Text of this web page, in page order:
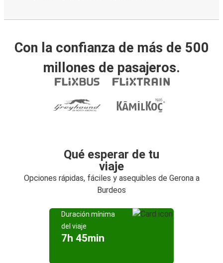
Con la confianza de más de 500
millones de pasajeros.
Qué esperar de tu
viaje
Opciones rápidas, fáciles y asequibles de Gerona a
Burdeos
Duración mínima
del viaje
7h 45min